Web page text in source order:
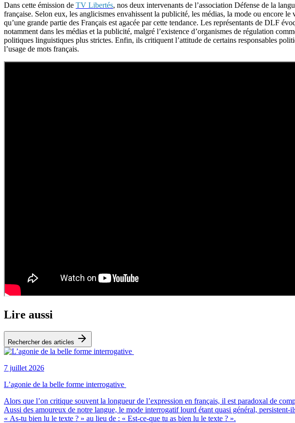
Dans cette émission de TV Libertés, nos deux intervenants de l’association Défense de la
française. Selon eux, les anglicismes envahissent la publicité, les médias, la mode ou encore
qu’une grande partie des Français est agacée par cette tendance. Les représentants de DLF
notamment dans les médias et la publicité, malgré l’existence d’organismes de régulation
politiques linguistiques plus strictes. Enfin, ils critiquent l’attitude de certains responsables
l’usage de mots français.
Lire aussi
Rechercher des articles
7 juillet 2026
L’agonie de la belle forme interrogative
Alors que l’on critique souvent la longueur de l’expression en français, il est paradoxal de
Aussi des amoureux de notre langue, le mode interrogatif lourd étant quasi général, persistent-
« As-tu bien lu le texte ? » au lieu de : « Est-ce-que tu as bien lu le texte ? ».